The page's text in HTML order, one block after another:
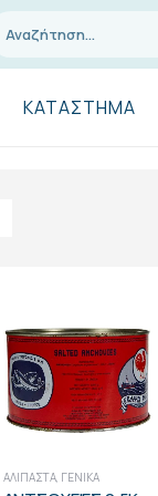
ΚΑΤΆΣΤΗΜΑ
ΑΛΊΠΑΣΤΑ, ΓΕΝΙΚΑ